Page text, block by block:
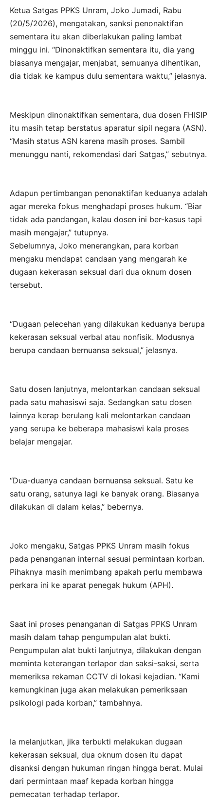
Ketua Satgas PPKS Unram, Joko Jumadi, Rabu
(20/5/2026), mengatakan, sanksi penonaktifan
sementara itu akan diberlakukan paling lambat
minggu ini. “Dinonaktifkan sementara itu, dia yang
biasanya mengajar, menjabat, semuanya dihentikan,
dia tidak ke kampus dulu sementara waktu,” jelasnya.
Meskipun dinonaktifkan sementara, dua dosen FHISIP
itu masih tetap berstatus aparatur sipil negara (ASN).
“Masih status ASN karena masih proses. Sambil
menunggu nanti, rekomendasi dari Satgas,” sebutnya.
Adapun pertimbangan penonaktifan keduanya adalah
agar mereka fokus menghadapi proses hukum. “Biar
tidak ada pandangan, kalau dosen ini ber-kasus tapi
masih mengajar,” tutupnya.
Sebelumnya, Joko menerangkan, para korban
mengaku mendapat candaan yang mengarah ke
dugaan kekerasan seksual dari dua oknum dosen
tersebut.
“Dugaan pelecehan yang dilakukan keduanya berupa
kekerasan seksual verbal atau nonfisik. Modusnya
berupa candaan bernuansa seksual,” jelasnya.
Satu dosen lanjutnya, melontarkan candaan seksual
pada satu mahasiswi saja. Sedangkan satu dosen
lainnya kerap berulang kali melontarkan candaan
yang serupa ke beberapa mahasiswi kala proses
belajar mengajar.
“Dua-duanya candaan bernuansa seksual. Satu ke
satu orang, satunya lagi ke banyak orang. Biasanya
dilakukan di dalam kelas,” bebernya.
Joko mengaku, Satgas PPKS Unram masih fokus
pada penanganan internal sesuai permintaan korban.
Pihaknya masih menimbang apakah perlu membawa
perkara ini ke aparat penegak hukum (APH).
Saat ini proses penanganan di Satgas PPKS Unram
masih dalam tahap pengumpulan alat bukti.
Pengumpulan alat bukti lanjutnya, dilakukan dengan
meminta keterangan terlapor dan saksi-saksi, serta
memeriksa rekaman CCTV di lokasi kejadian. “Kami
kemungkinan juga akan melakukan pemeriksaan
psikologi pada korban,” tambahnya.
Ia melanjutkan, jika terbukti melakukan dugaan
kekerasan seksual, dua oknum dosen itu dapat
disanksi dengan hukuman ringan hingga berat. Mulai
dari permintaan maaf kepada korban hingga
pemecatan terhadap terlapor.